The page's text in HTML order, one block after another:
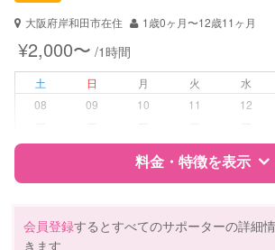
対応可能/特徴 子育て経験
病児対応
障がい児対応 対応可否は個別に
レッスン なし
お子様の撮影
対応不可
大阪府岸和田市在住
1歳0ヶ月〜12歳11ヶ月
¥2,000〜 /1時間
土 日 月 火 水
08
09 10 11 12
料金・特徴を表示
会員登録するとすべてのサポーターの詳細
きます